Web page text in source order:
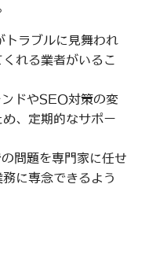
ラブルに見舞われ
れる業者がいるこ
ドやSEO対策の変
、定期的なサポー
問題を専門家に任せ
に専念できるよう